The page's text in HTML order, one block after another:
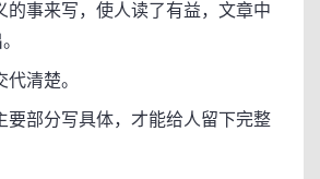
事来写，使人读了有益，文章中
清楚。
部分写具体，才能给人留下完整